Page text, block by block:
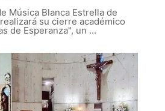
Música Blanca Estrella de
su cierre académico
de Esperanza", un ...